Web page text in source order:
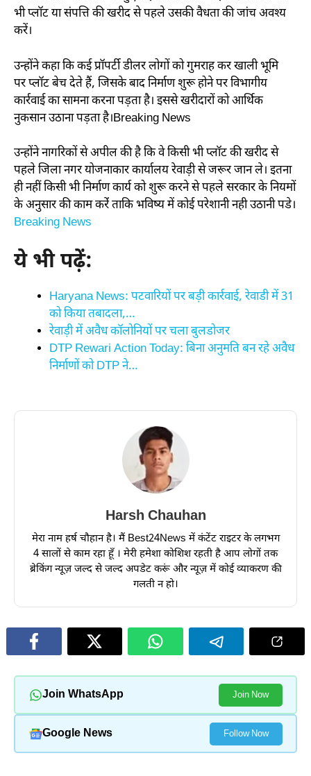
भी प्लॉट या संपत्ति की खरीद से पहले उसकी वैधता की जांच अवश्य
करें।
उन्होंने कहा कि कई प्रॉपर्टी डीलर लोगों को गुमराह कर खाली भूमि
पर प्लॉट बेच देते हैं, जिसके बाद निर्माण शुरू होने पर विभागीय
कार्रवाई का सामना करना पड़ता है। इससे खरीदारों को आर्थिक
नुकसान उठाना पड़ता है।Breaking News
उन्होंने नागरिकों से अपील की है कि वे किसी भी प्लॉट की खरीद से
पहले जिला नगर योजनाकार कार्यालय रेवाड़ी से जरूर जान ले। इतना
ही नहीं किसी भी निर्माण कार्य को शुरू करने से पहले सरकार के नियमों
के अनुसार की काम करेंं ताकि भविष्य में कोई परेशानी नही उठानी पडे।
Breaking News
ये भी पढ़ें:
Haryana News: पटवारियों पर बड़ी कार्रवाई, रेवाडी में 31
को किया तबादला,…
रेवाड़ी में अवैध कॉलोनियों पर चला बुलडोजर
DTP Rewari Action Today: बिना अनुमति बन रहे अवैध
निर्माणों को DTP ने…
Harsh Chauhan
मेरा नाम हर्ष चौहान है। मैं Best24News में कंटेंट राइटर के लगभग
4 सालों से काम रहा हूँ । मेरी हमेशा कोशिश रहती है आप लोगों तक
ब्रेकिंग न्यूज़ जल्द से जल्द अपडेट करूं और न्यूज़ में कोई व्याकरण की
गलती न हो।
Join WhatsApp Join Now
Google News Follow Now